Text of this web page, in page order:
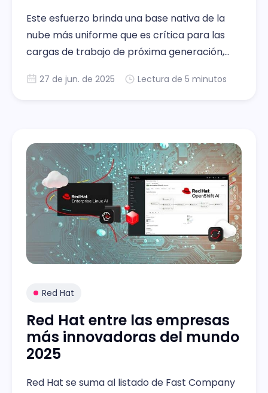
Este esfuerzo brinda una base nativa de la
nube más uniforme que es crítica para las
cargas de trabajo de próxima generación,
27 de jun. de 2025 Lectura de 5 minutos
Red Hat
Red Hat entre las empresas
más innovadoras del mundo
2025
Red Hat se suma al listado de Fast Company